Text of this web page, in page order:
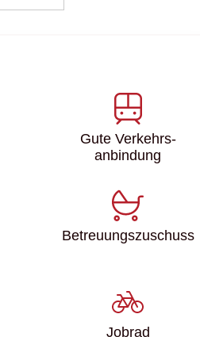
Gute Verkehrs­
anbindung
Betreuungs­zuschuss
Jobrad